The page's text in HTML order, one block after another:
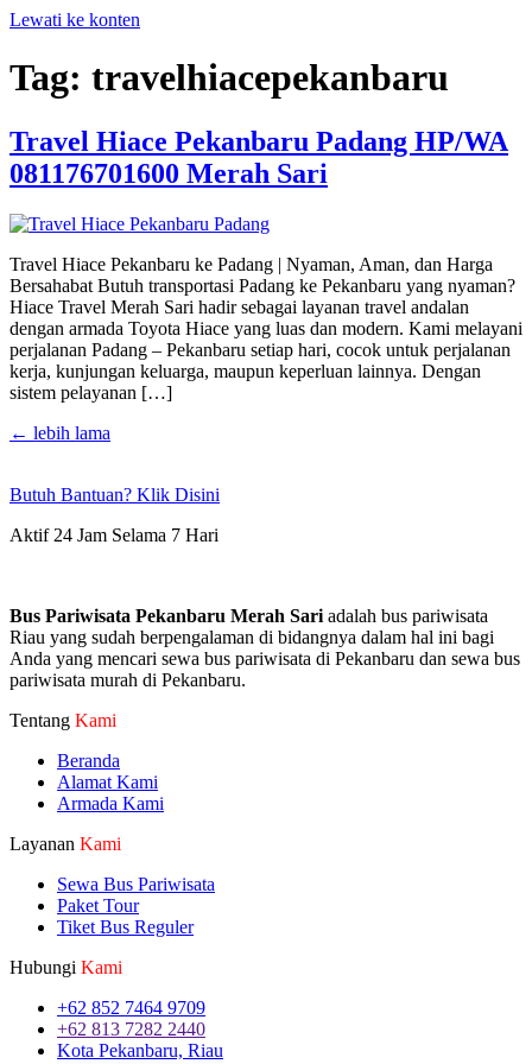
Lewati ke konten
Tag: travelhiacepekanbaru
Travel Hiace Pekanbaru Padang HP/WA
081176701600 Merah Sari
Travel Hiace Pekanbaru ke Padang | Nyaman, Aman, dan Harga
Bersahabat Butuh transportasi Padang ke Pekanbaru yang nyaman?
Hiace Travel Merah Sari hadir sebagai layanan travel andalan
dengan armada Toyota Hiace yang luas dan modern. Kami melayani
perjalanan Padang – Pekanbaru setiap hari, cocok untuk perjalanan
kerja, kunjungan keluarga, maupun keperluan lainnya. Dengan
sistem pelayanan […]
← lebih lama
Butuh Bantuan? Klik Disini
Aktif 24 Jam Selama 7 Hari
Bus Pariwisata Pekanbaru Merah Sari adalah bus pariwisata
Riau yang sudah berpengalaman di bidangnya dalam hal ini bagi
Anda yang mencari sewa bus pariwisata di Pekanbaru dan sewa bus
pariwisata murah di Pekanbaru.
Tentang Kami
Beranda
Alamat Kami
Armada Kami
Layanan Kami
Sewa Bus Pariwisata
Paket Tour
Tiket Bus Reguler
Hubungi Kami
+62 852 7464 9709
+62 813 7282 2440
Kota Pekanbaru, Riau